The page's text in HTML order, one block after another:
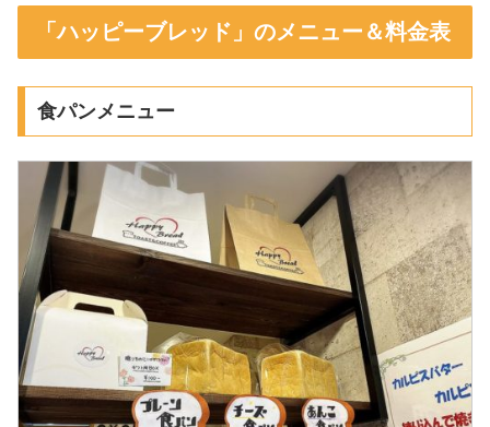
「ハッピーブレッド」のメニュー＆料金表
食パンメニュー